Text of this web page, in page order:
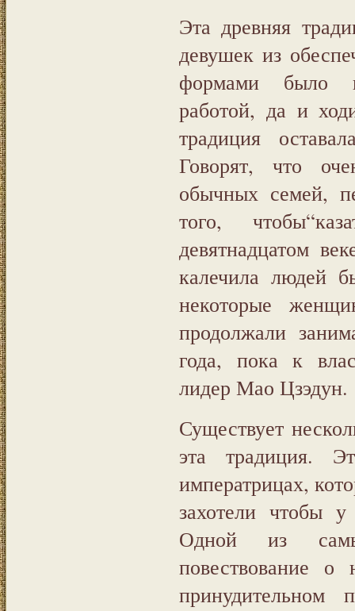
Эта древняя
девушек из
формами было
работой, да и
традиция
Говорят, что
обычных семей,
того,
девятнадцатом
калечила людей
некоторые
продолжали
года, пока к
лидер Мао Цзэдун.
Существует
эта традиция.
императрицах,
захотели чтобы
Одной из
повествование
принудительном